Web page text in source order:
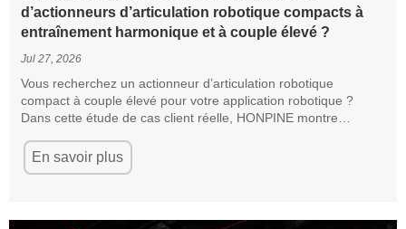
d’actionneurs d’articulation robotique compacts à
entraînement harmonique et à couple élevé ?
Jul 27, 2026
Vous recherchez un actionneur d’articulation robotique
compact à couple élevé pour votre application robotique ?
Dans cette étude de cas client réelle, HONPINE montre
un module d’articulation harmonique personnalisé répondant à
des exigences strictes en matière de dimensions, de couple, de
entraînement harmonique fournissent des solutions de
En savoir plus